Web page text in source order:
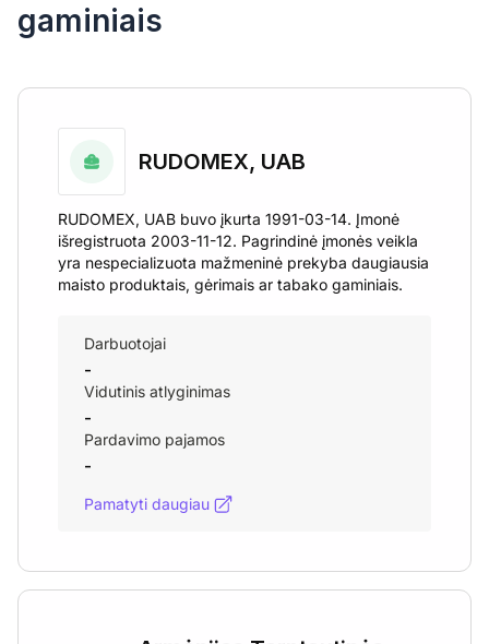
gaminiais
RUDOMEX, UAB
RUDOMEX, UAB buvo įkurta 1991-03-14. Įmonė
išregistruota 2003-11-12. Pagrindinė įmonės veikla
yra nespecializuota mažmeninė prekyba daugiausia
maisto produktais, gėrimais ar tabako gaminiais.
Darbuotojai
-
Vidutinis atlyginimas
-
Pardavimo pajamos
-
Pamatyti daugiau